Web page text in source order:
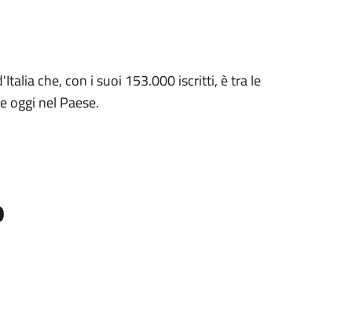
che, con i suoi 153.000 iscritti, è tra le
oggi nel Paese.